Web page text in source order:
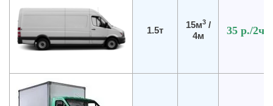
1.5т
15м3/
4м
35 р./2ч